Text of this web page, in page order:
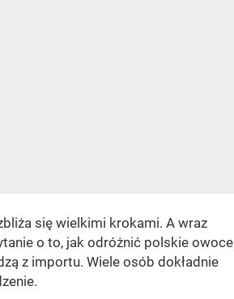
się wielkimi krokami. A wraz
o to, jak odróżnić polskie owoce
z importu. Wiele osób dokładnie